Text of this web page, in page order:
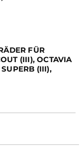
FÜR
(III), OCTAVIA
(III),